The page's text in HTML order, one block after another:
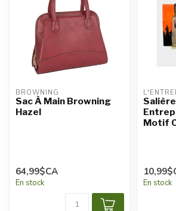
BROWNING
Sac À Main Browning
Hazel
64,99$CA
En stock
Motif
En stock